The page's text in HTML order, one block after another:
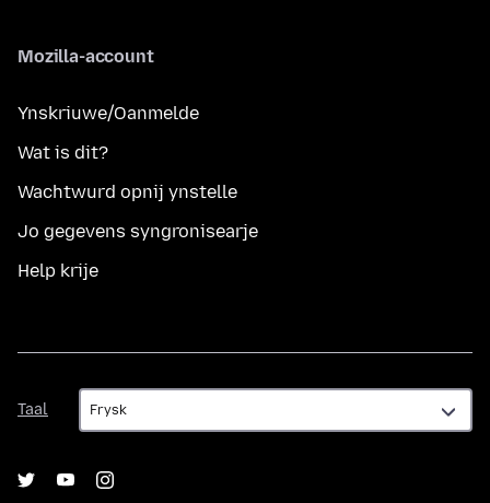
Mozilla-account
Ynskriuwe/Oanmelde
Wat is dit?
Wachtwurd opnij ynstelle
Jo gegevens syngronisearje
Help krije
Taal
Taal